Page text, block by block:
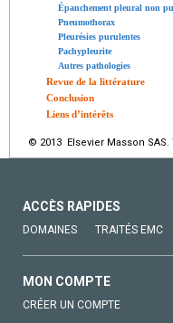
Épanchement pleural non
Pneumothorax
Pleurésies purulentes
Pachypleurite
Autres pathologies
Revue de la littérature
Conclusion
Liens d’intérêts
© 2013 Elsevier Masson
ACCÈS RAPIDES
DOMAINES TRAITÉS EMC
MON COMPTE
CRÉER UN COMPTE